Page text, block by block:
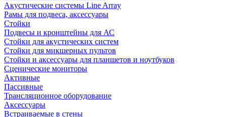
Акустические системы Line Array
Рамы для подвеса, аксессуары
Стойки
Подвесы и кронштейны для АС
Стойки для акустических систем
Стойки для микшерных пультов
Стойки и аксессуары для планшетов и ноутбуков
Сценические мониторы
Активные
Пассивные
Трансляционное оборудование
Аксессуары
Встраиваемые в стены